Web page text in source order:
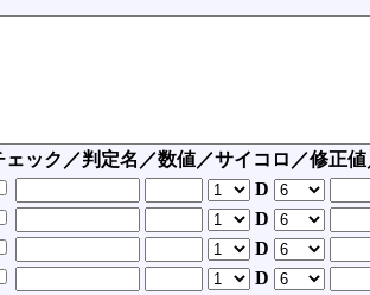
ェック／判定名／数値／サイコロ／修正
D
D
D
D